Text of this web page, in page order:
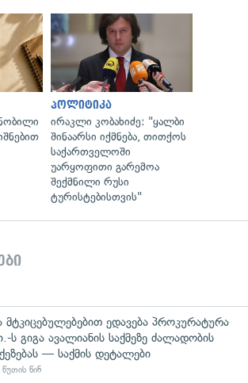
პოლიტიკა
ირაკლი კობახიძე: "ყალბი
შინაარსი იქმნება, თითქოს
საქართველოში
უარყოფითი გარემოა
შექმნილი რუსი
ტურისტებისთვის"
მტკიცებულებებით ედავება პროკურატურა
ს გიგა ავალიანის საქმეზე ძალადობის
— საქმის დეტალები
წინ